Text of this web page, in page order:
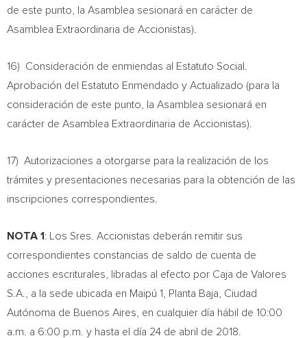
de este punto, la Asamblea sesionará en carácter de
Asamblea Extraordinaria de Accionistas).
16) Consideración de enmiendas al Estatuto Social.
Aprobación del Estatuto Enmendado y Actualizado (para la
consideración de este punto, la Asamblea sesionará en
carácter de Asamblea Extraordinaria de Accionistas).
17) Autorizaciones a otorgarse para la realización de los
trámites y presentaciones necesarias para la obtención de las
inscripciones correspondientes.
NOTA 1 : Los Sres. Accionistas deberán remitir sus
correspondientes constancias de saldo de cuenta de
acciones escriturales, libradas al efecto por Caja de Valores
S.A ., a la sede ubicada en Maipú 1, Planta Baja, Ciudad
Autónoma de Buenos Aires , en cualquier día hábil de 10:00
a.m.
a 6:00 p.m. y hasta el día 24 de abril de 2018.